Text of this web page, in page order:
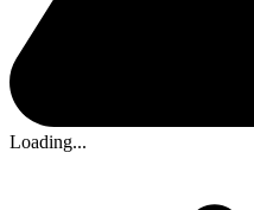
Loading...